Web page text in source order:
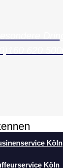
Köln
Köln